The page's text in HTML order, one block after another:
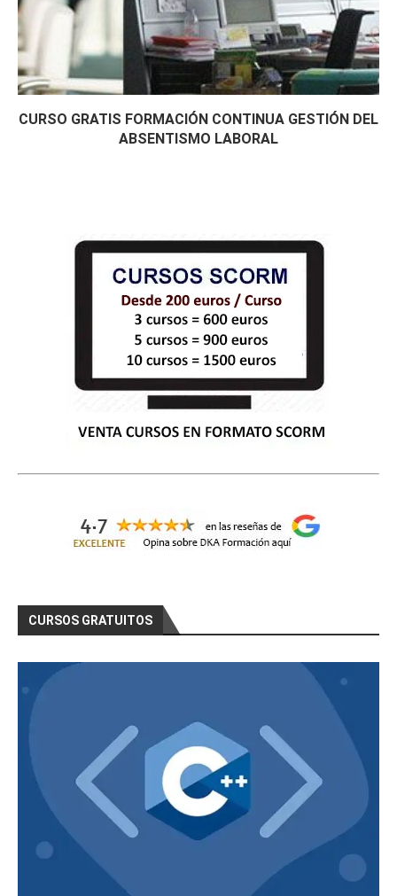
CURSO GRATIS FORMACIÓN CONTINUA GESTIÓN DEL
ABSENTISMO LABORAL
CURSOS GRATUITOS